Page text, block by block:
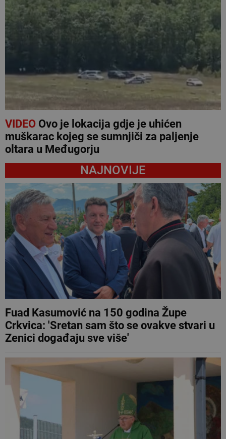
VIDEOOvo je lokacija gdje je uhićen
muškarac kojeg se sumnjiči za paljenje
oltara u Međugorju
NAJNOVIJE
Fuad Kasumović na 150 godina Župe
Crkvica: 'Sretan sam što se ovakve stvari u
Zenici događaju sve više'